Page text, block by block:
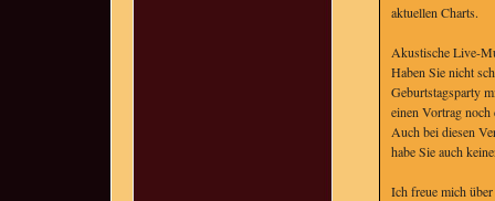
aktuellen Charts.
Akustische Live-
Haben Sie nicht
Geburtstagsparty
einen Vortrag noch
Auch bei diesen
habe Sie auch
Ich freue mich